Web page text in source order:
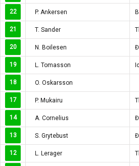
22 P. Ankersen
21 T. Sander
20 N. Boilesen
19 L. Tomasson
18 O. Oskarsson
17 P. Mukairu
14 A. Cornelius
13 S. Grytebust
12 L. Lerager